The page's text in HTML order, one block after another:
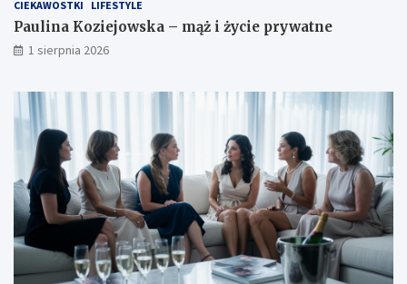
CIEKAWOSTKI LIFESTYLE
Paulina Koziejowska – mąż i życie prywatne
1 sierpnia 2026